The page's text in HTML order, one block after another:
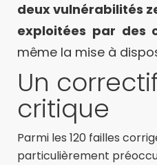
deux vulnérabilités
exploitées par des
même la mise à
Un
critique
Parmi les 120 failles
particulièrement